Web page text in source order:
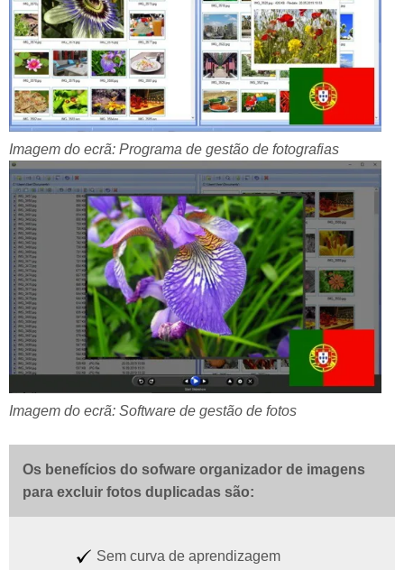
Imagem do ecrã: Programa de gestão de fotografias
Imagem do ecrã: Software de gestão de fotos
Os benefícios do sofware organizador de imagens
para excluir fotos duplicadas são:
Sem curva de aprendizagem